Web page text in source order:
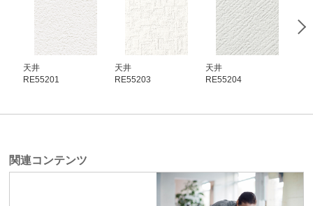
天井
RE55201
天井
RE55203
天井
RE55204
関連コンテンツ